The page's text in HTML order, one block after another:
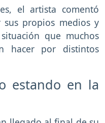
el artista comentó
propios medios y
que muchos
hacer por distintos
estando en la